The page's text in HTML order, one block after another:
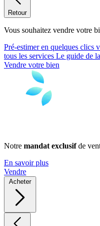
Retour
Vous souhaitez vendre votre
Pré-estimer en quelques clics
tous les services Le guide de
Vendre votre bien
Notre mandat exclusifde
En savoir plus
Vendre
Acheter